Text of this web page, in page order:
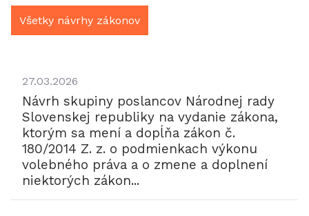
Všetky návrhy zákonov
27.03.2026
Návrh skupiny poslancov Národnej rady
Slovenskej republiky na vydanie zákona,
ktorým sa mení a dopĺňa zákon č.
180/2014 Z. z. o podmienkach výkonu
volebného práva a o zmene a doplnení
niektorých zákon...